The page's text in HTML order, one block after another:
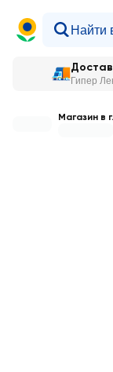
Гипер
Магазин в г.